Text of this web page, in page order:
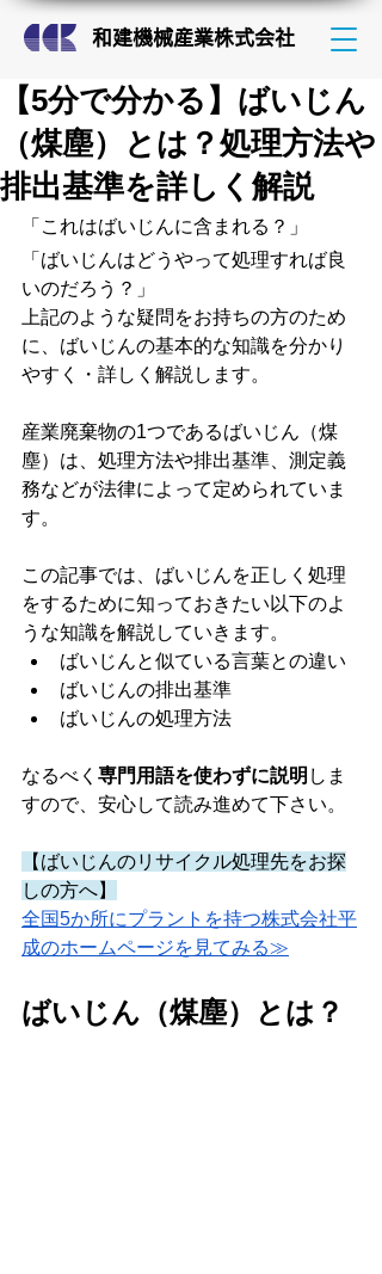
和建機械産業株式会社
【5分で分かる】ばいじん
（煤塵）とは？処理方法や
排出基準を詳しく解説
「 これはばいじんに含まれる？ 」
「ばいじんはどうやって処理すれば良
いのだろう？」
上記のような疑問をお持ちの方のため
に、ばいじんの基本的な知識を分かり
やすく・詳しく解説します。
産業廃棄物の1つであるばいじん（煤
塵）は、処理方法や排出基準、測定義
務などが法律によって定められていま
す。
この記事では、ばいじんを正しく処理
をするために知っておきたい以下のよ
うな知識を解説していきます。
ばいじんと似ている言葉との違い
ばいじんの排出基準
ばいじんの処理方法
なるべく 専門用語を使わずに説明 しま
すので、安心して読み進めて下さい。
【ばいじんのリサイクル処理先をお探
しの方へ】
全国5か所にプラントを持つ株式会社平
成のホームページを見てみる≫
ばいじん（煤塵）とは？